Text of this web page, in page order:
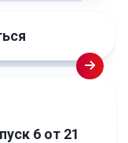
6 от 21